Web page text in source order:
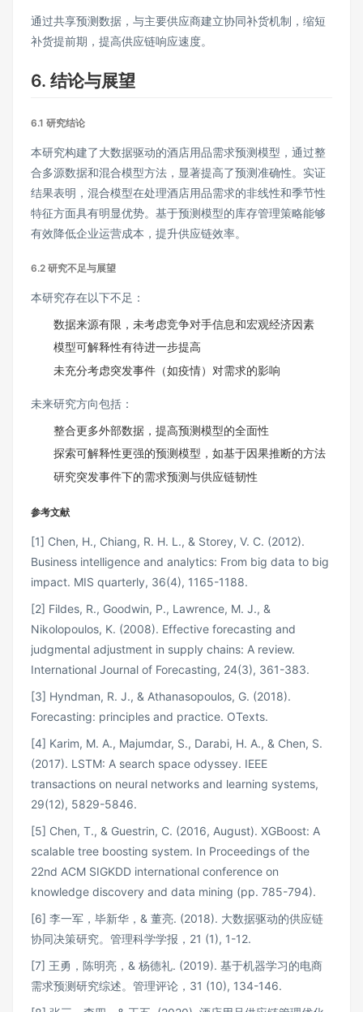
通过共享预测数据，与主要供应商建立协同补货机制，缩短
补货提前期，提高供应链响应速度。
6. 结论与展望
6.1 研究结论
本研究构建了大数据驱动的酒店用品需求预测模型，通过整
合多源数据和混合模型方法，显著提高了预测准确性。实证
结果表明，混合模型在处理酒店用品需求的非线性和季节性
特征方面具有明显优势。基于预测模型的库存管理策略能够
有效降低企业运营成本，提升供应链效率。
6.2 研究不足与展望
本研究存在以下不足：
数据来源有限，未考虑竞争对手信息和宏观经济因素
模型可解释性有待进一步提高
未充分考虑突发事件（如疫情）对需求的影响
未来研究方向包括：
整合更多外部数据，提高预测模型的全面性
探索可解释性更强的预测模型，如基于因果推断的方法
研究突发事件下的需求预测与供应链韧性
参考文献
[1] Chen, H., Chiang, R. H. L., & Storey, V. C. (2012).
Business intelligence and analytics: From big data to big
impact. MIS quarterly, 36(4), 1165-1188.
[2] Fildes, R., Goodwin, P., Lawrence, M. J., &
Nikolopoulos, K. (2008). Effective forecasting and
judgmental adjustment in supply chains: A review.
International Journal of Forecasting, 24(3), 361-383.
[3] Hyndman, R. J., & Athanasopoulos, G. (2018).
Forecasting: principles and practice. OTexts.
[4] Karim, M. A., Majumdar, S., Darabi, H. A., & Chen, S.
(2017). LSTM: A search space odyssey. IEEE
transactions on neural networks and learning systems,
29(12), 5829-5846.
[5] Chen, T., & Guestrin, C. (2016, August). XGBoost: A
scalable tree boosting system. In Proceedings of the
22nd ACM SIGKDD international conference on
knowledge discovery and data mining (pp. 785-794).
[6] 李一军，毕新华，& 董亮. (2018). 大数据驱动的供应链
协同决策研究。管理科学学报，21 (1), 1-12.
[7] 王勇，陈明亮，& 杨德礼. (2019). 基于机器学习的电商
需求预测研究综述。管理评论，31 (10), 134-146.